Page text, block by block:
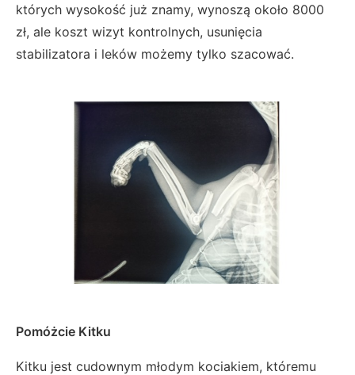
których wysokość już znamy, wynoszą około 8000
zł, ale koszt wizyt kontrolnych, usunięcia
stabilizatora i leków możemy tylko szacować.
Pomóżcie Kitku
Kitku jest cudownym młodym kociakiem, któremu